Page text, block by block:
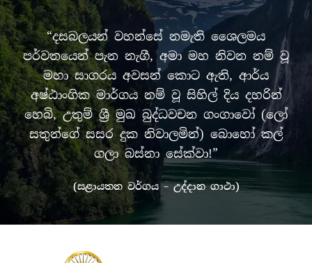
“දසබලයන් වහන්සේ නමැති ශෛලමය
පර්වතයෙන් පැන නැගී, අමා මහ නිවන නම් වූ
මහා සාගරය අවසන් කොට ඇති, ආර්ය
අෂ්ඨාංගික මාර්ගය නම් වූ සිහිල් දිය දහරින්
හෙබි, උතුම් ශ්‍රී මුඛ බුද්ධවචන ගංගාවෝ (ලෝ
සතුන්ගේ සසර දුක නිවාලමින්) බොහෝ කල්
ගලා බස්නා සේක්වා!”
(සළායතන වර්ගය – උද්දාන ගාථා)